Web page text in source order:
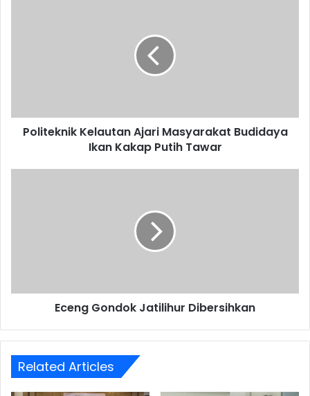
Tawar
Politeknik Kelautan Ajari Masyarakat Budidaya
Ikan Kakap Putih Tawar
Eceng Gondok Jatilihur Dibersihkan
Related Articles